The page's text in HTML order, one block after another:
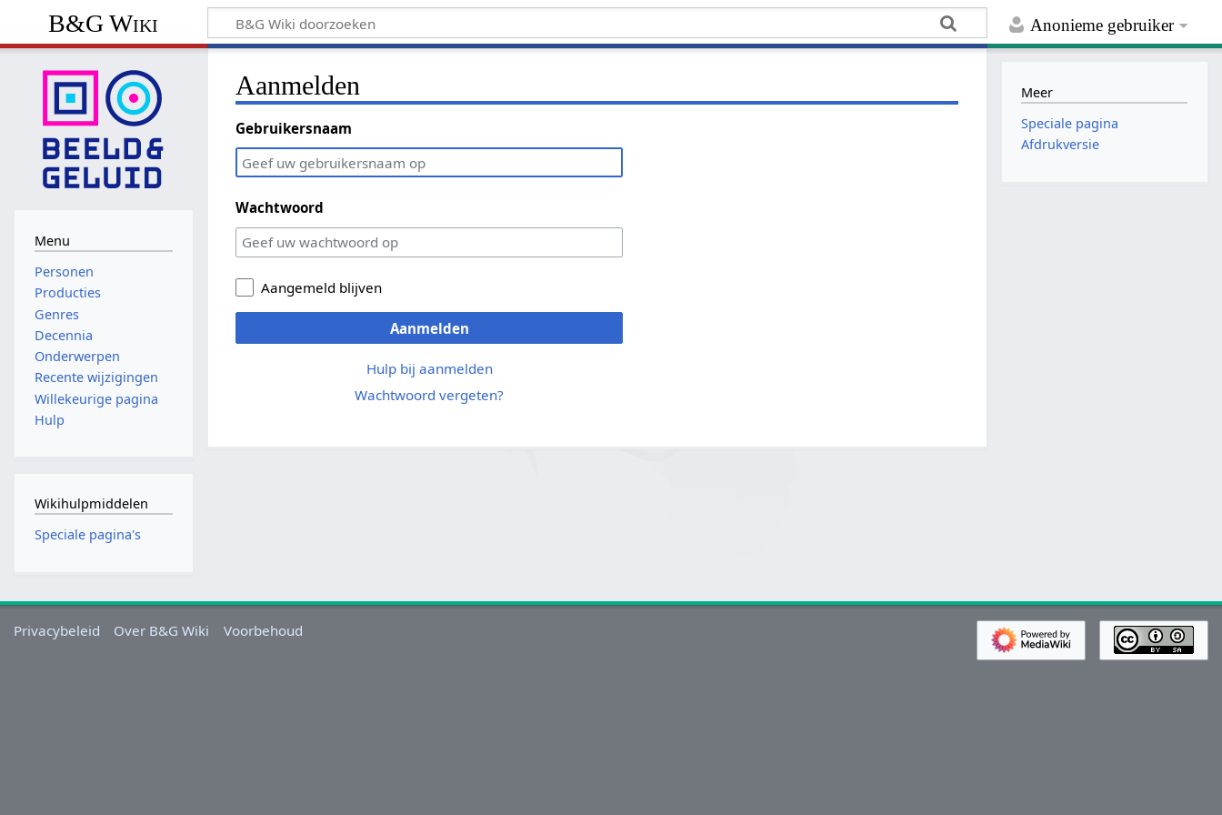
Anonieme gebruiker
B&G Wiki
Aanmelden
Gebruikersnaam
Wachtwoord
Aangemeld blijven
Aanmelden
Hulp bij aanmelden
Wachtwoord vergeten?
Menu
Personen
Producties
Genres
Decennia
Onderwerpen
Recente wijzigingen
Willekeurige pagina
Hulp
Wikihulpmiddelen
Speciale pagina's
Meer
Speciale pagina
Afdrukversie
Privacybeleid Over B&G Wiki Voorbehoud